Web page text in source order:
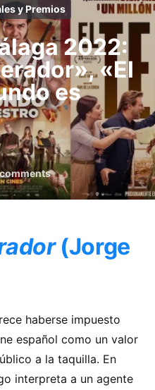
y Premios
2022:
«El
es
(Jorge
haberse impuesto
español como un valor
a la taquilla. En
interpreta a un agente